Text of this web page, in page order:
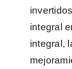
integral
integral,